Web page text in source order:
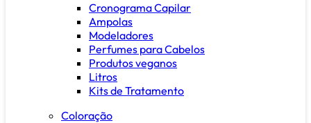
Cronograma Capilar
Ampolas
Modeladores
Perfumes para Cabelos
Produtos veganos
Litros
Kits de Tratamento
Coloração